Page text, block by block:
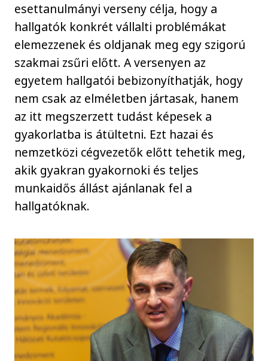
esettanulmányi verseny célja, hogy a
hallgatók konkrét vállalti problémákat
elemezzenek és oldjanak meg egy szigorú
szakmai zsűri előtt. A versenyen az
egyetem hallgatói bebizonyíthatják, hogy
nem csak az elméletben jártasak, hanem
az itt megszerzett tudást képesek a
gyakorlatba is átültetni. Ezt hazai és
nemzetközi cégvezetők előtt tehetik meg,
akik gyakran gyakornoki és teljes
munkaidős állást ajánlanak fel a
hallgatóknak.